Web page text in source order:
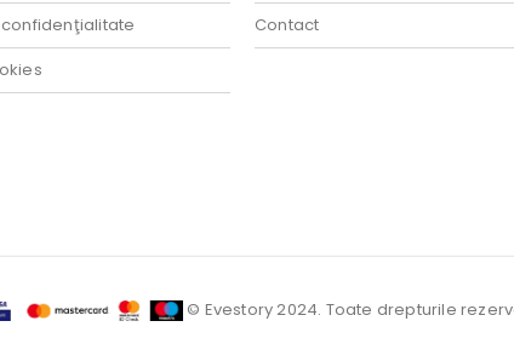
Contact
© Evestory 2024. Toate drepturile